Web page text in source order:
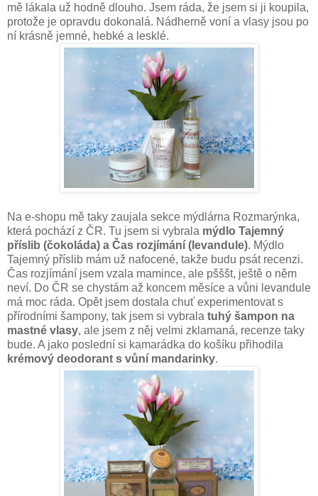
mě lákala už hodně dlouho. Jsem ráda, že jsem si ji koupila,
protože je opravdu dokonalá. Nádherně voní a vlasy jsou po
ní krásně jemné, hebké a lesklé.
Na e-shopu mě taky zaujala sekce mýdlárna Rozmarýnka,
která pochází z ČR. Tu jsem si vybrala mýdlo Tajemný
příslib (čokoláda) a Čas rozjímání (levandule). Mýdlo
Tajemný příslib mám už nafocené, takže budu psát recenzi.
Čas rozjímání jsem vzala mamince, ale pšššt, ještě o něm
neví. Do ČR se chystám až koncem měsíce a vůni levandule
má moc ráda. Opět jsem dostala chuť experimentovat s
přírodními šampony, tak jsem si vybrala tuhý šampon na
mastné vlasy, ale jsem z něj velmi zklamaná, recenze taky
bude. A jako poslední si kamarádka do košíku přihodila
krémový deodorant s vůní mandarinky.